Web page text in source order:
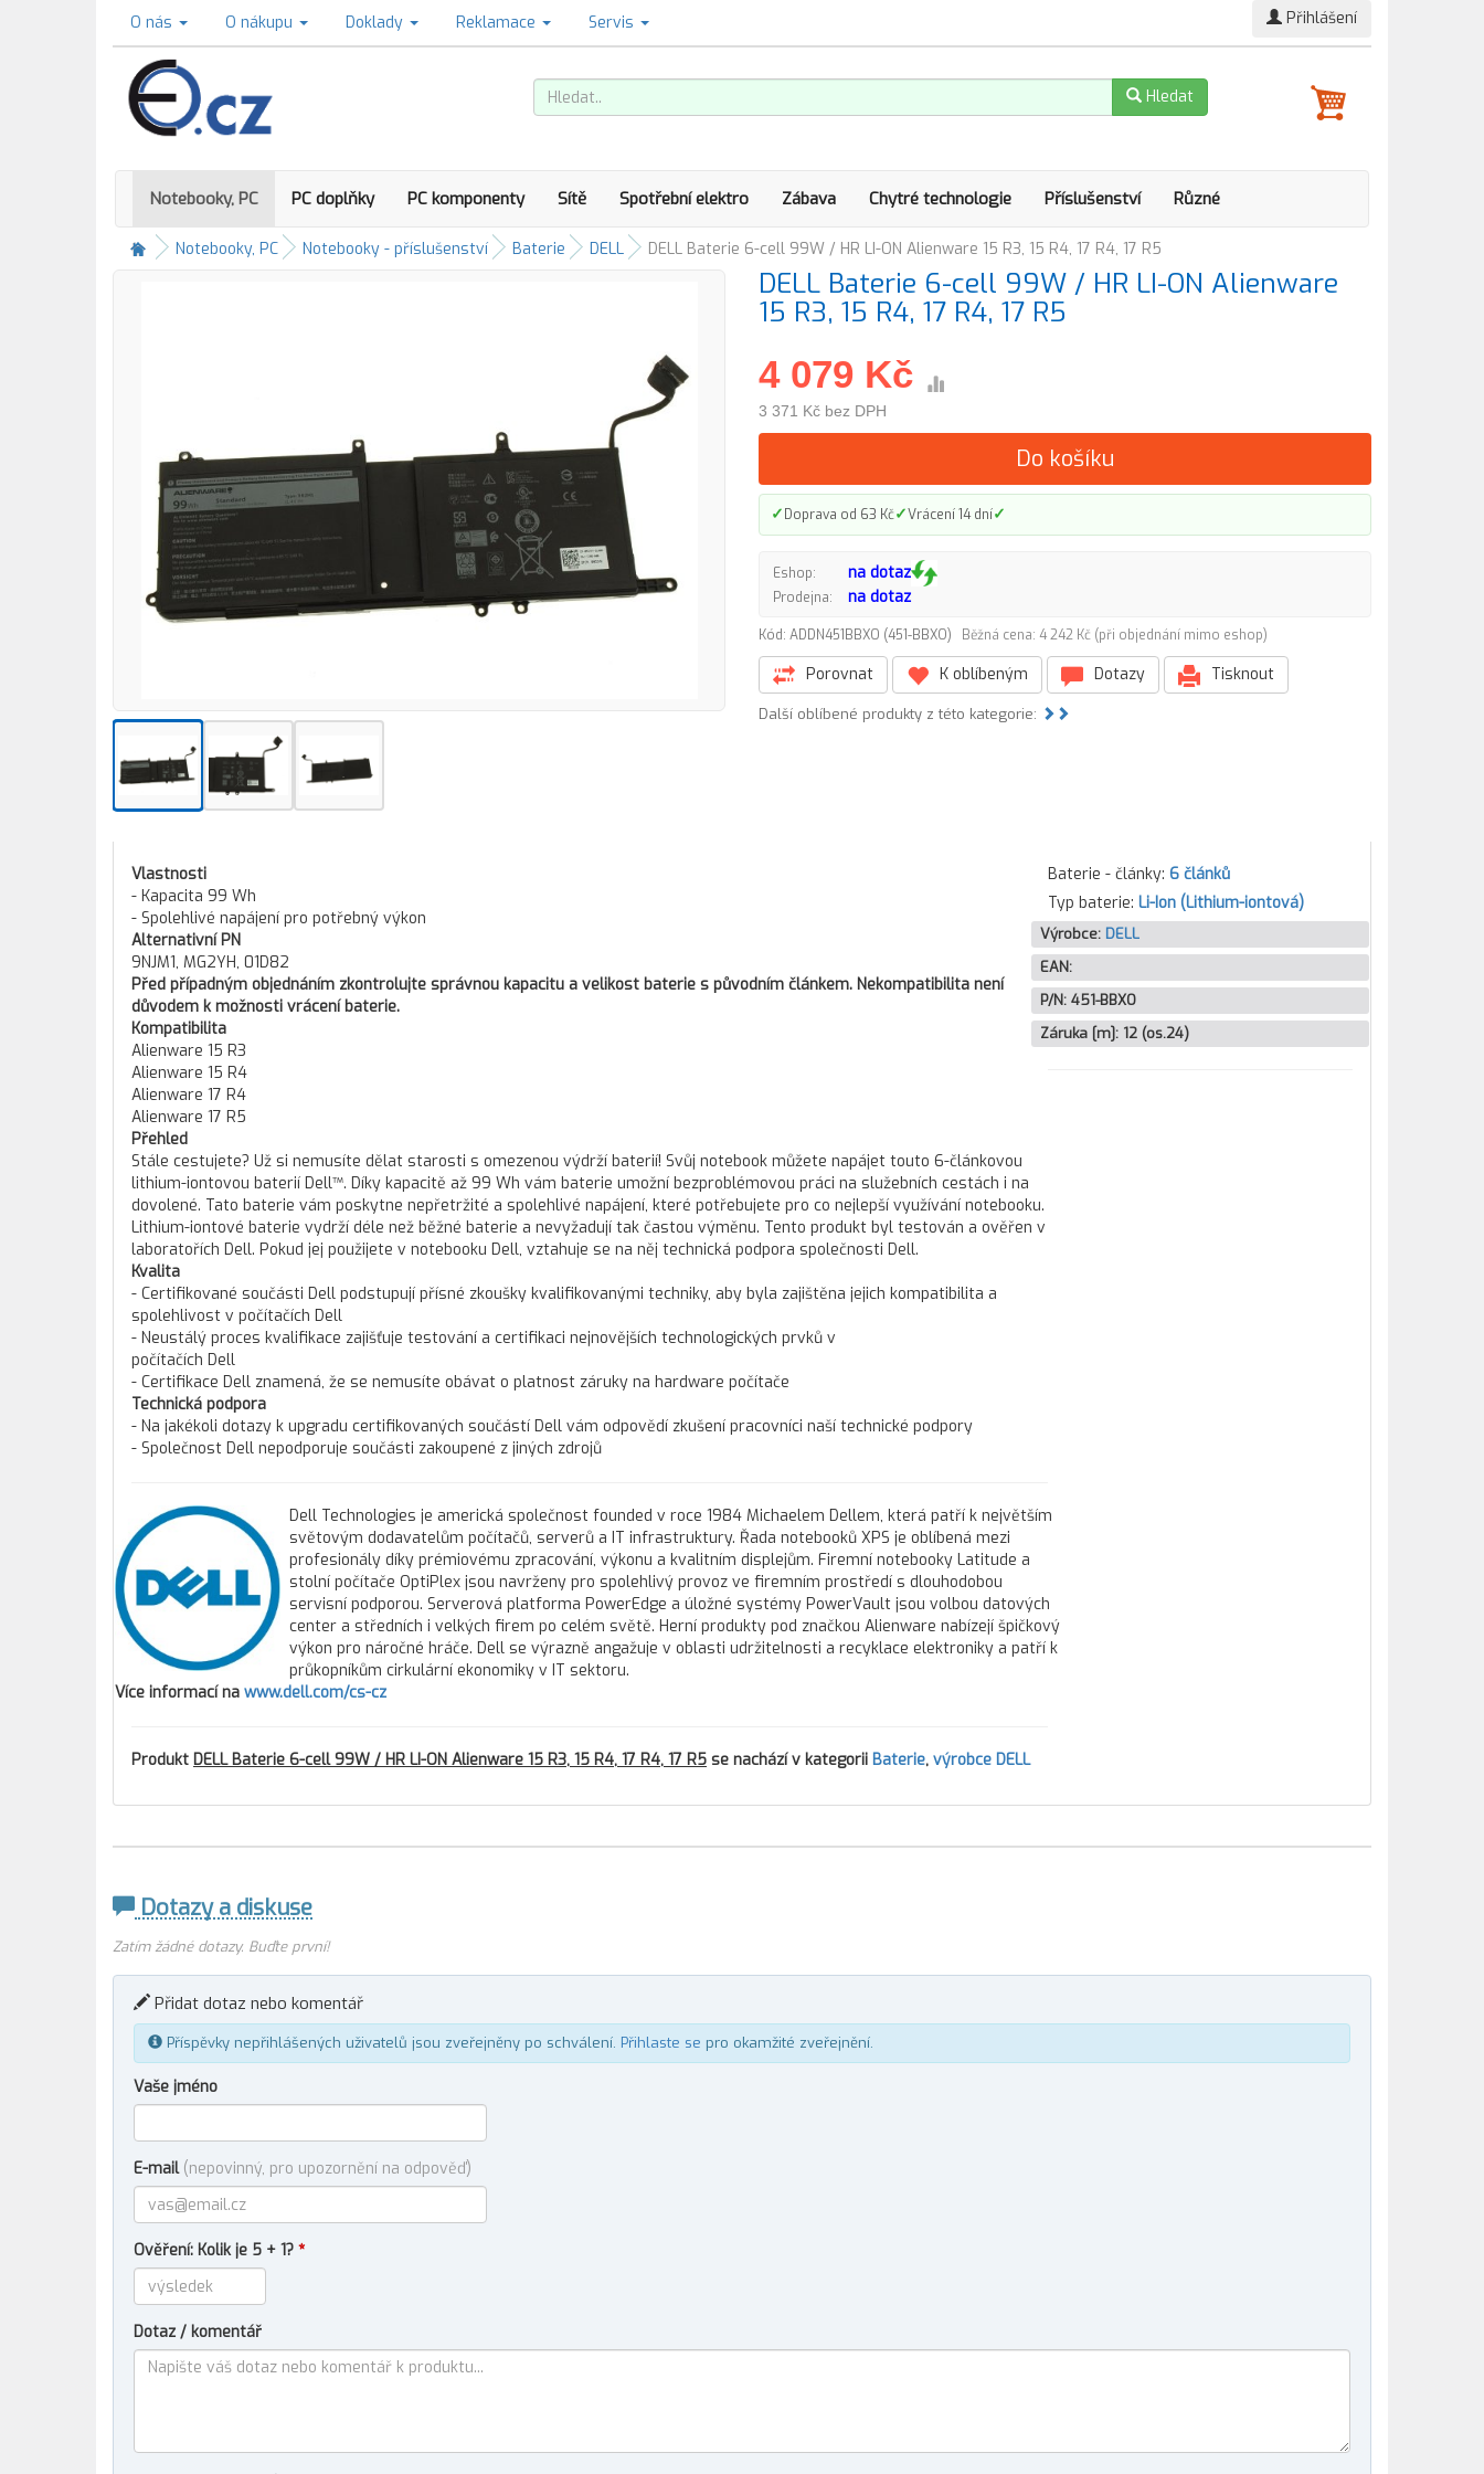
O nás O nákupu Doklady Reklamace Servis Přihlášení
Hledat
Notebooky, PC PC doplňky PC komponenty Sítě Spotřební elektro Zábava Chytré technologie Příslušenství Různé
Notebooky, PC Notebooky - příslušenství Baterie DELL DELL Baterie 6-cell 99W / HR LI-ON Alienware 15 R3, 15 R4, 17 R4, 17 R5
DELL Baterie 6-cell 99W / HR LI-ON Alienware
15 R3, 15 R4, 17 R4, 17 R5
4 079 Kč
3 371 Kč bez DPH
Do košíku
✓Doprava od 63 Kč✓Vrácení 14 dní✓
Eshop: na dotaz
Prodejna: na dotaz
Kód: ADDN451BBXO (451-BBXO) Běžná cena: 4 242 Kč (při objednání mimo eshop)
Porovnat K oblíbeným Dotazy Tisknout
Další oblíbené produkty z této kategorie:
Vlastnosti
- Kapacita 99 Wh
- Spolehlivé napájení pro potřebný výkon
Alternativní PN
9NJM1, MG2YH, 01D82
Před případným objednáním zkontrolujte správnou kapacitu a velikost baterie s původním článkem. Nekompatibilita není
důvodem k možnosti vrácení baterie.
Kompatibilita
Alienware 15 R3
Alienware 15 R4
Alienware 17 R4
Alienware 17 R5
Přehled
Stále cestujete? Už si nemusíte dělat starosti s omezenou výdrží baterií! Svůj notebook můžete napájet touto 6-článkovou
lithium-iontovou baterií Dell™. Díky kapacitě až 99 Wh vám baterie umožní bezproblémovou práci na služebních cestách i na
dovolené. Tato baterie vám poskytne nepřetržité a spolehlivé napájení, které potřebujete pro co nejlepší využívání notebooku.
Lithium-iontové baterie vydrží déle než běžné baterie a nevyžadují tak častou výměnu. Tento produkt byl testován a ověřen v
laboratořích Dell. Pokud jej použijete v notebooku Dell, vztahuje se na něj technická podpora společnosti Dell.
Kvalita
- Certifikované součásti Dell podstupují přísné zkoušky kvalifikovanými techniky, aby byla zajištěna jejich kompatibilita a
spolehlivost v počítačích Dell
- Neustálý proces kvalifikace zajišťuje testování a certifikaci nejnovějších technologických prvků v
počítačích Dell
- Certifikace Dell znamená, že se nemusíte obávat o platnost záruky na hardware počítače
Technická podpora
- Na jakékoli dotazy k upgradu certifikovaných součástí Dell vám odpovědí zkušení pracovníci naší technické podpory
- Společnost Dell nepodporuje součásti zakoupené z jiných zdrojů
Dell Technologies je americká společnost founded v roce 1984 Michaelem Dellem, která patří k největším
světovým dodavatelům počítačů, serverů a IT infrastruktury. Řada notebooků XPS je oblíbená mezi
profesionály díky prémiovému zpracování, výkonu a kvalitním displejům. Firemní notebooky Latitude a
stolní počítače OptiPlex jsou navrženy pro spolehlivý provoz ve firemním prostředí s dlouhodobou
servisní podporou. Serverová platforma PowerEdge a úložné systémy PowerVault jsou volbou datových
center a středních i velkých firem po celém světě. Herní produkty pod značkou Alienware nabízejí špičkový
výkon pro náročné hráče. Dell se výrazně angažuje v oblasti udržitelnosti a recyklace elektroniky a patří k
průkopníkům cirkulární ekonomiky v IT sektoru.
Více informací na www.dell.com/cs-cz
Produkt DELL Baterie 6-cell 99W / HR LI-ON Alienware 15 R3, 15 R4, 17 R4, 17 R5 se nachází v kategorii Baterie, výrobce DELL
Baterie - články: 6 článků
Typ baterie: Li-Ion (Lithium-iontová)
Výrobce: DELL
EAN:
P/N: 451-BBXO
Záruka [m]: 12 (os.24)
Dotazy a diskuse
Zatím žádné dotazy. Buďte první!
Přidat dotaz nebo komentář
Příspěvky nepřihlášených uživatelů jsou zveřejněny po schválení. Přihlaste se pro okamžité zveřejnění.
Vaše jméno
E-mail (nepovinný, pro upozornění na odpověď)
Ověření: Kolik je 5 + 1? *
Dotaz / komentář